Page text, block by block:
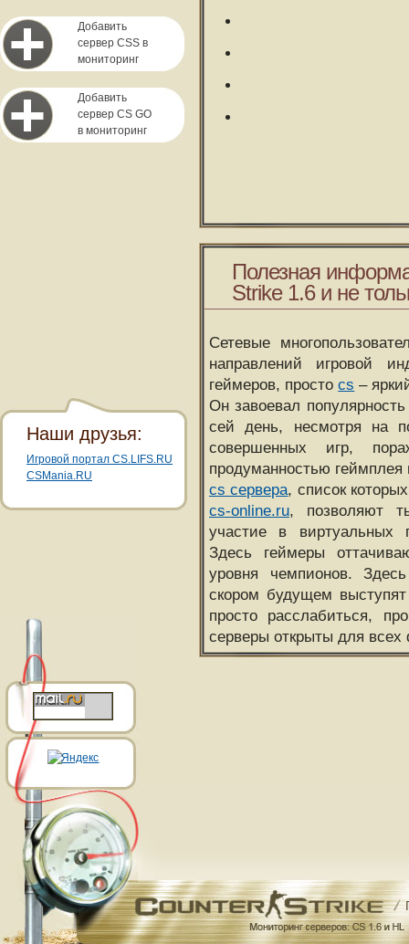
Добавить
сервер CSS в
мониторинг
Добавить
сервер CS GO
в мониторинг
Полезная
Strike 1.6 и не
Сетевые
направлений игровой
геймеров, простоcs –
Он завоевал
сей день, несмотря на
совершенных игр,
продуманностью
cs сервера, список
cs-online.ru, позволяют
участие в виртуальных
Здесь геймеры
уровня чемпионов.
скором будущем
просто расслабиться,
серверы открыты для всех
Наши друзья:
Игровой портал CS.LIFS.RU
CSMania.RU